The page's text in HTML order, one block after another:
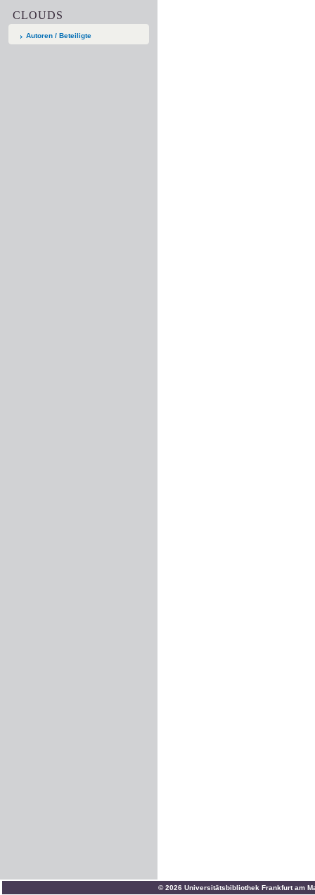
CLOUDS
Autoren / Beteiligte
© 2026 Universitätsbibliothek Frankfurt am